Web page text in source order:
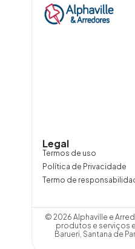
Legal
Termos de uso
Política de Privacidade
Termo de
© 2026 Alphaville e
produtos e serviços
Barueri, Santana de